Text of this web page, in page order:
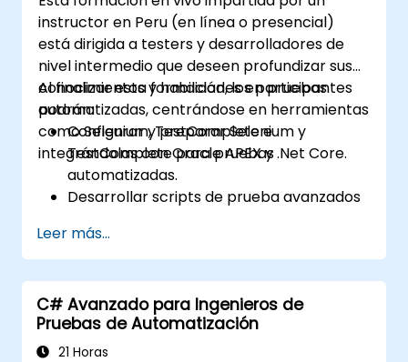
instructor en Peru (en línea o presencial)
está dirigida a testers y desarrolladores de
nivel intermedio que deseen profundizar sus
conocimientos y habilidades en pruebas
automatizadas, centrándose en herramientas
como Selenium, TestComplete e
integrándolas con Oracle APEX y .Net Core.
Al finalizar esta formación, los participantes
podrán:
Configurar y preparar Selenium y
TestComplete para pruebas
automatizadas.
Desarrollar scripts de prueba avanzados
Integrar las pruebas automatizadas con
aplicaciones Oracle APEX y .Net Core.
Aplicar técnicas de aprendizaje
automático para mejorar la
automatización de pruebas.
Transitar efectivamente desde las
Leer más...
C# Avanzado para Ingenieros de
Pruebas de Automatización
21 Horas